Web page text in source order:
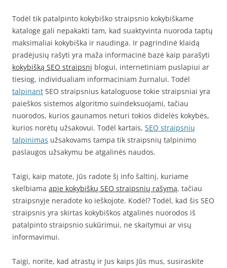
Todėl tik patalpinto kokybiško straipsnio kokybiškame
kataloge gali nepakakti tam, kad suaktyvinta nuoroda taptų
maksimaliai kokybiška ir naudinga. Ir pagrindinė klaidą
pradėjusių rašyti yra maža informacinė bazė kaip parašyti
kokybišką SEO straipsnį blogui, internetiniam puslapiui ar
tiesiog, individualiam informaciniam žurnalui. Todėl
talpinant SEO straipsnius kataloguose tokie straipsniai yra
paieškos sistemos algoritmo suindeksuojami, tačiau
nuorodos, kurios gaunamos neturi tokios didelės kokybės,
kurios norėtų užsakovui. Todėl kartais, SEO straipsnių
talpinimas užsakovams tampa tik straipsnių talpinimo
paslaugos užsakymu be atgalinės naudos.
Taigi, kaip matote, Jūs radote šį info šaltinį, kuriame
skelbiama apie kokybiškų SEO straipsnių rašymą, tačiau
straipsnyje neradote ko ieškojote. Kodėl? Todėl, kad šis SEO
straipsnis yra skirtas kokybiškos atgalinės nuorodos iš
patalpinto straipsnio sukūrimui, ne skaitymui ar visų
informavimui.
Taigi, norite, kad atrastų ir Jus kaips Jūs mus, susiraskite